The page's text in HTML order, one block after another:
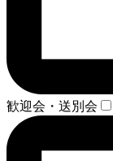
歓迎会・送別会